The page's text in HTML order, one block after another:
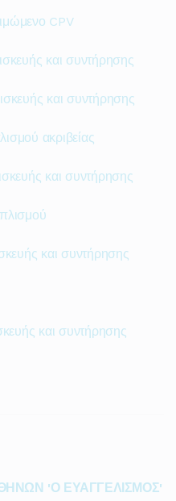
CPV
και συντήρησης
και συντήρησης
ακριβείας
και συντήρησης
και συντήρησης
και συντήρησης
'Ο ΕΥΑΓΓΕΛΙΣΜΟΣ'